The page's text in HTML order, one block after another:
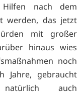
nach dem
werden, das jetzt
mit großer
hinaus wies
noch
Jahre, gebraucht
auch